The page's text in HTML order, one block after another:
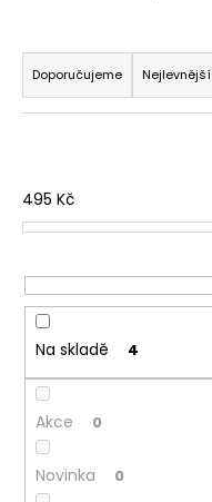
Ř
a
z
í
p
o
d
u
k
ů
Doporučujeme Nejlevnější
495 Kč
Na skladě 4
Akce 0
Novinka 0